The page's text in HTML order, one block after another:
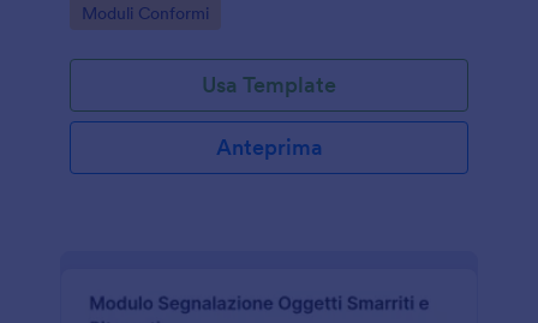
dati e la gestione delle risposte.
Go to Category:
Moduli Conformi
Usa Template
Anteprima